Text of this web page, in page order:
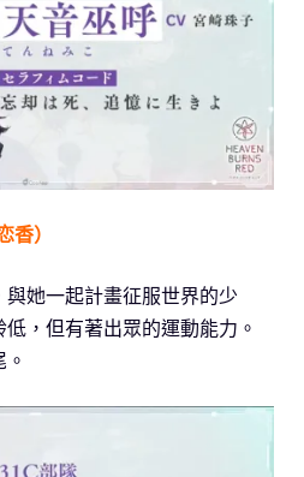
）
她一起計畫征服世界的少
，但有著出眾的運動能力。